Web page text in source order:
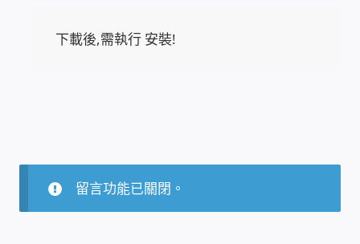
監視器異地備份備援
迅時數位網路電話總機
IP-PBX 租賃 借測 (雲端總機)
下載後,需執行 安裝!
留言功能已關閉。